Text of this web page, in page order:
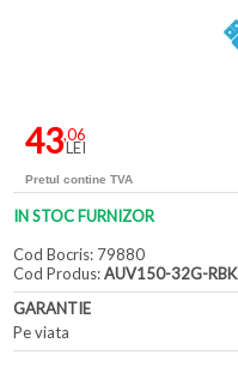
43,06
LEI
Pretul contine TVA
IN STOC FURNIZOR
Cod Bocris: 79880
Cod Produs:AUV150-32G-RBK
GARANTIE
Pe viata